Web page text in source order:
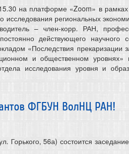
на платформе «Zoom» в рамках
региональных
– член-корр. РАН,
действующего научного
«Последствия прекаризации
и общественном уровнях»
исследования уровня и
ФГБУН ВолНЦ РАН!
Горького, 56а) состоится